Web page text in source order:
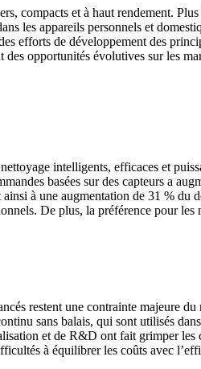
compacts et à haut rendement.
les appareils personnels et
efforts de développement des
opportunités évolutives sur les
intelligents, efficaces et
basées sur des capteurs a
à une augmentation de 31 %
De plus, la préférence pour
restent une contrainte majeure
sans balais, qui sont utilisés
et de R&D ont fait grimper
à équilibrer les coûts avec